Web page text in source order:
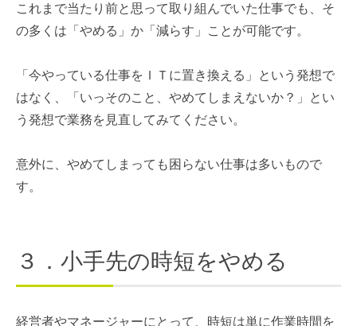
これまで当たり前と思って取り組んでいた仕事でも、そ
の多くは「やめる」か「減らす」ことが可能です。
「今やっている仕事をＩＴに置き換える」という発想で
はなく、「いっそのこと、やめてしまえないか？」とい
う発想で業務を見直してみてください。
意外に、やめてしまっても困らない仕事は多いもので
す。
３．小手先の時短をやめる
経営者やマネージャーにとって、時短は単に作業時間を